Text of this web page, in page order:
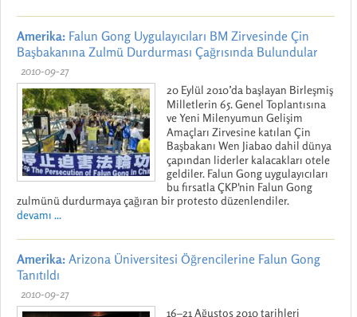
Amerika: Falun Gong Uygulayıcıları BM Zirvesinde Çin
Başbakanına Zulmü Durdurması Çağrısında Bulundular
2010-09-27
20 Eylül 2010’da başlayan Birleşmiş
Milletlerin 65. Genel Toplantısına
ve Yeni Milenyumun Gelişim
Amaçları Zirvesine katılan Çin
Başbakanı Wen Jiabao dahil dünya
çapından liderler kalacakları otele
geldiler. Falun Gong uygulayıcıları
bu fırsatla ÇKP'nin Falun Gong
zulmünü durdurmaya çağıran bir protesto düzenlendiler.
devamı ...
Amerika: Arizona Üniversitesi Öğrencilerine Falun Gong
Tanıtıldı
2010-09-27
16–21 Ağustos 2010 tarihleri